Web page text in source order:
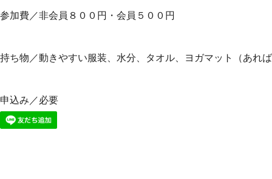
参加費／非会員８００円・会員５００円
持ち物／動きやすい服装、水分、タオル、ヨガマット（あれ
申込み／必要